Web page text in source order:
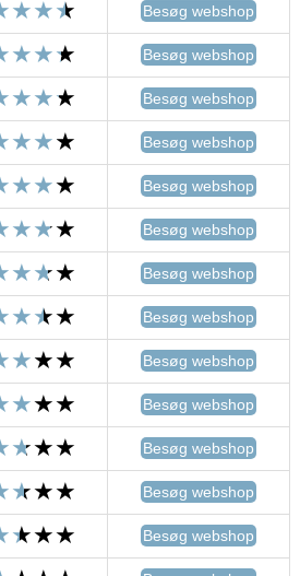
Besøg webshop
Besøg webshop
Besøg webshop
Besøg webshop
Besøg webshop
Besøg webshop
Besøg webshop
Besøg webshop
Besøg webshop
Besøg webshop
Besøg webshop
Besøg webshop
Besøg webshop